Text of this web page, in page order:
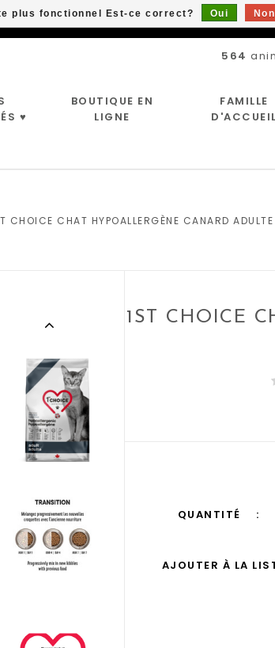
564
♥
BOUTIQUE EN
LIGNE
FAMILLE
D'ACCUEIL
CHOICE CHAT HYPOALLERGÈNE CANARD
1ST CHOICE
QUANTITÉ
AJOUTER À LA
plus fonctionnel Est-ce correct? Oui Non
Livraison gratuite à partir de 89$*